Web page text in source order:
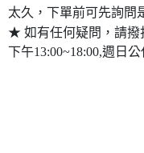
太久，下單前可先詢問
★ 如有任何疑問，請撥
下午13:00~18:00,週日公